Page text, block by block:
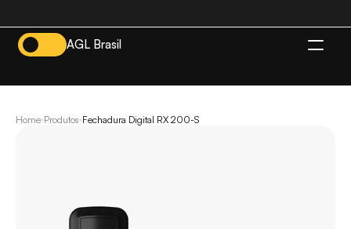
AGL Brasil
Home Produtos Fechadura Digital RX 200-S